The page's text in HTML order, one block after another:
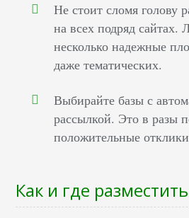
Не стоит сломя голову
на всех подряд сайтах.
несколько надежные
даже тематических.
Выбирайте базы с
рассылкой. Это в разы
положительные
Как и где